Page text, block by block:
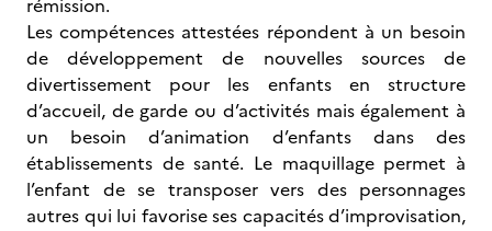
rémission.
Les compétences attestées répondent à un besoin
de développement de nouvelles sources de
divertissement pour les enfants en structure
d’accueil, de garde ou d’activités mais également à
un besoin d’animation d’enfants dans des
établissements de santé. Le maquillage permet à
l’enfant de se transposer vers des personnages
autres qui lui favorise ses capacités d’improvisation,